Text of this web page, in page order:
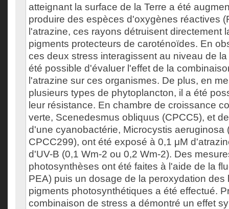
atteignant la surface de la Terre a été
produire des espèces d'oxygènes réactives
l'atrazine, ces rayons détruisent directement
pigments protecteurs de caroténoïdes. En
ces deux stress interagissent au niveau de
été possible d'évaluer l'effet de la
l'atrazine sur ces organismes. De plus, en
plusieurs types de phytoplancton, il a été
leur résistance. En chambre de croissance
verte, Scenedesmus obliquus (CPCC5), et
d'une cyanobactérie, Microcystis aeruginosa
CPCC299), ont été exposé à 0,1 μM
d'UV-B (0,1 Wm-2 ou 0,2 Wm-2). Des
photosynthèses ont été faites à l'aide de la
PEA) puis un dosage de la peroxydation des
pigments photosynthétiques a été effectué.
combinaison de stress a démontré un effet